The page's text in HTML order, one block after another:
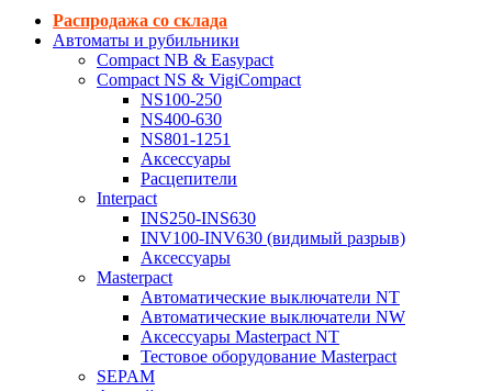
Распродажа со склада
Автоматы и рубильники
Compact NB & Easypact
Compact NS & VigiCompact
NS100-250
NS400-630
NS801-1251
Аксессуары
Расцепители
Interpact
INS250-INS630
INV100-INV630 (видимый разрыв)
Аксессуары
Masterpact
Автоматические выключатели NT
Автоматические выключатели NW
Аксессуары Masterpact NT
Тестовое оборудование Masterpact
SEPAM